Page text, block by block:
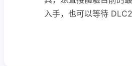
入手，也可以等待